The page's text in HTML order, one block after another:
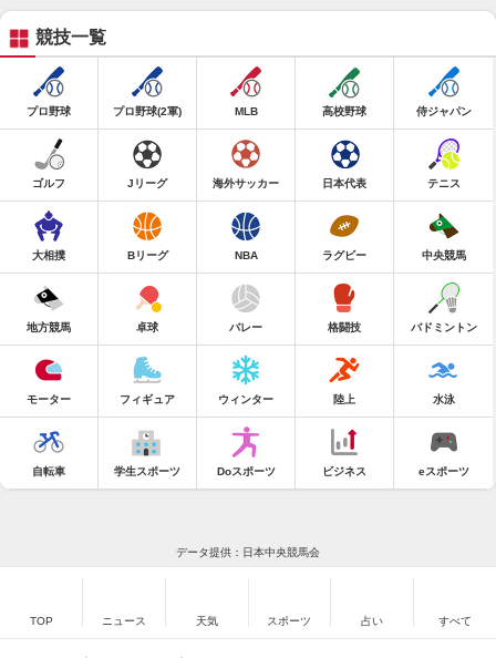
競技一覧
プロ野球 プロ野球(2軍) MLB 高校野球 侍ジャパン
ゴルフ Jリーグ 海外サッカー 日本代表 テニス
大相撲 Bリーグ NBA ラグビー 中央競馬
地方競馬 卓球 バレー 格闘技 バドミントン
モーター フィギュア ウィンター 陸上 水泳
自転車 学生スポーツ Doスポーツ ビジネス eスポーツ
データ提供：日本中央競馬会
TOP ニュース 天気 スポーツ 占い すべて